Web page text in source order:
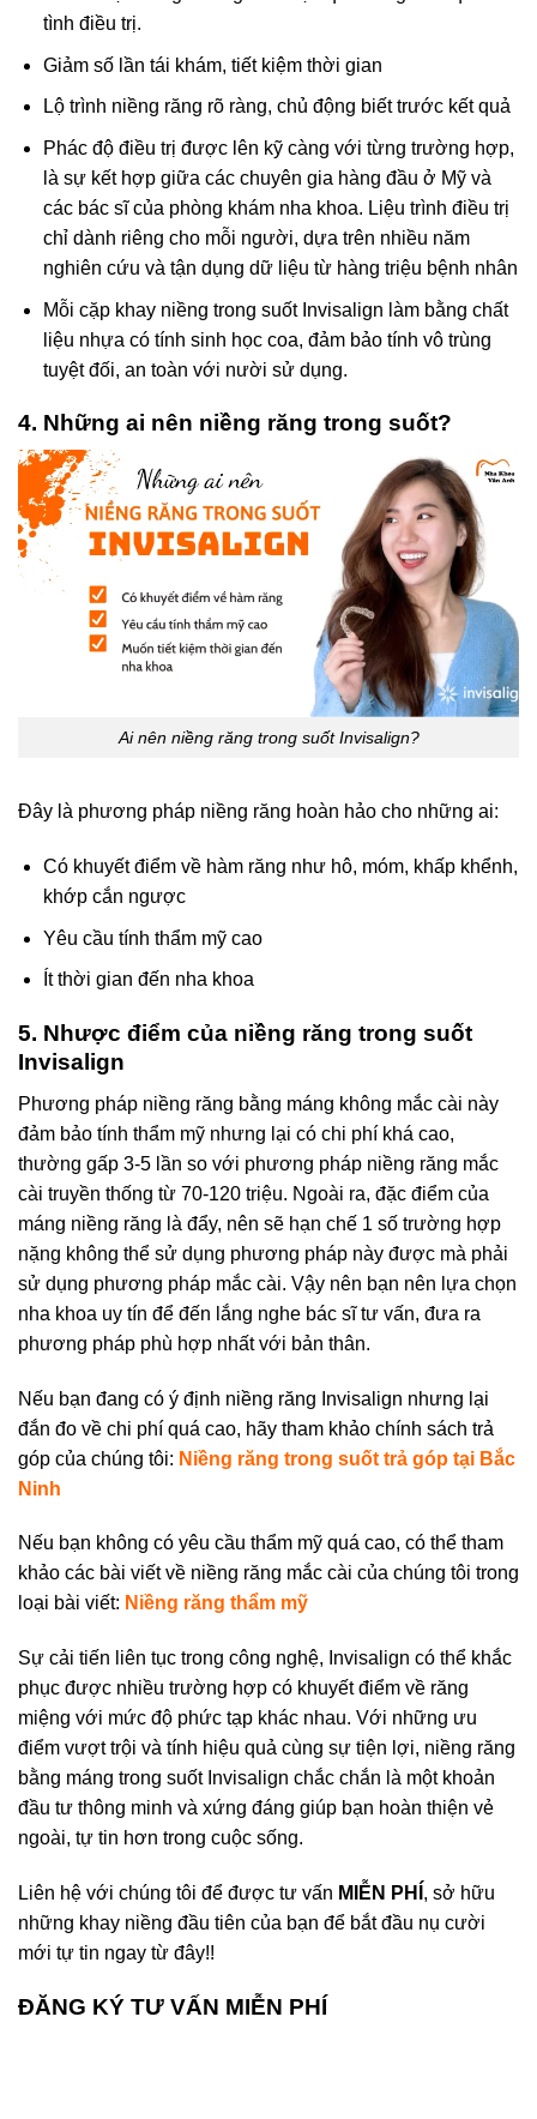
tình điều trị.
Giảm số lần tái khám, tiết kiệm thời gian
Lộ trình niềng răng rõ ràng, chủ động biết trước kết quả
Phác độ điều trị được lên kỹ càng với từng trường hợp,
là sự kết hợp giữa các chuyên gia hàng đầu ở Mỹ và
các bác sĩ của phòng khám nha khoa. Liệu trình điều trị
chỉ dành riêng cho mỗi người, dựa trên nhiều năm
nghiên cứu và tận dụng dữ liệu từ hàng triệu bệnh nhân
Mỗi cặp khay niềng trong suốt Invisalign làm bằng chất
liệu nhựa có tính sinh học coa, đảm bảo tính vô trùng
tuyệt đối, an toàn với nười sử dụng.
4. Những ai nên niềng răng trong suốt?
Ai nên niềng răng trong suốt Invisalign?
Đây là phương pháp niềng răng hoàn hảo cho những ai:
Có khuyết điểm về hàm răng như hô, móm, khấp khểnh,
khớp cắn ngược
Yêu cầu tính thẩm mỹ cao
Ít thời gian đến nha khoa
5. Nhược điểm của niềng răng trong suốt
Invisalign
Phương pháp niềng răng bằng máng không mắc cài này
đảm bảo tính thẩm mỹ nhưng lại có chi phí khá cao,
thường gấp 3-5 lần so với phương pháp niềng răng mắc
cài truyền thống từ 70-120 triệu. Ngoài ra, đặc điểm của
máng niềng răng là đẩy, nên sẽ hạn chế 1 số trường hợp
nặng không thể sử dụng phương pháp này được mà phải
sử dụng phương pháp mắc cài. Vậy nên bạn nên lựa chọn
nha khoa uy tín để đến lắng nghe bác sĩ tư vấn, đưa ra
phương pháp phù hợp nhất với bản thân.
Nếu bạn đang có ý định niềng răng Invisalign nhưng lại
đắn đo về chi phí quá cao, hãy tham khảo chính sách trả
góp của chúng tôi: Niềng răng trong suốt trả góp tại Bắc
Ninh
Nếu bạn không có yêu cầu thẩm mỹ quá cao, có thể tham
khảo các bài viết về niềng răng mắc cài của chúng tôi trong
loại bài viết: Niềng răng thẩm mỹ
Sự cải tiến liên tục trong công nghệ, Invisalign có thể khắc
phục được nhiều trường hợp có khuyết điểm về răng
miệng với mức độ phức tạp khác nhau. Với những ưu
điểm vượt trội và tính hiệu quả cùng sự tiện lợi, niềng răng
bằng máng trong suốt Invisalign chắc chắn là một khoản
đầu tư thông minh và xứng đáng giúp bạn hoàn thiện vẻ
ngoài, tự tin hơn trong cuộc sống.
Liên hệ với chúng tôi để được tư vấn MIỄN PHÍ , sở hữu
những khay niềng đầu tiên của bạn để bắt đầu nụ cười
mới tự tin ngay từ đây!!
ĐĂNG KÝ TƯ VẤN MIỄN PHÍ